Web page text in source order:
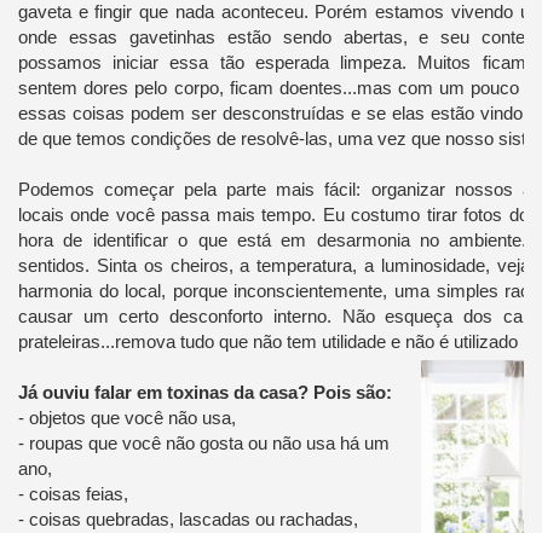
gaveta e fingir que nada aconteceu. Porém estamos vivendo
onde essas gavetinhas estão sendo abertas, e seu
possamos iniciar essa tão esperada limpeza. Muitos ficam
sentem dores pelo corpo, ficam doentes...mas com um pouco
essas coisas podem ser desconstruídas e se elas estão vindo
de que temos condições de resolvê-las, uma vez que nosso
Podemos começar pela parte mais fácil: organizar nossos
locais onde você passa mais tempo. Eu costumo tirar fotos
hora de identificar o que está em desarmonia no ambiente.
sentidos. Sinta os cheiros, a temperatura, a luminosidade, veja
harmonia do local, porque inconscientemente, uma simples
causar um certo desconforto interno. Não esqueça dos
prateleiras...remova tudo que não tem utilidade e não é utilizado
Já ouviu falar em toxinas da casa? Pois são:
- objetos que você não usa,
- roupas que você não gosta ou não usa há um
ano,
- coisas feias,
- coisas quebradas, lascadas ou rachadas,